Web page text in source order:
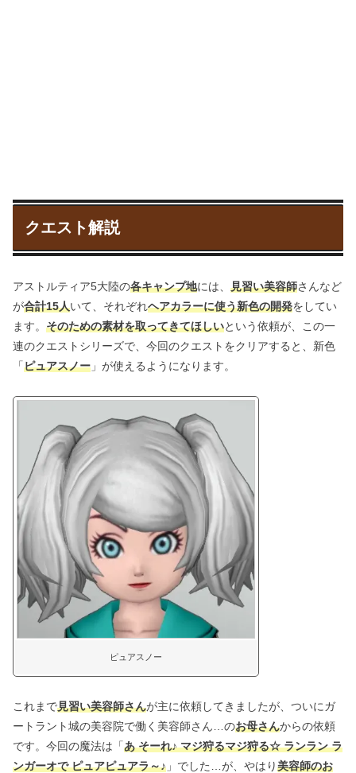
クエスト解説
アストルティア5大陸の各キャンプ地には、 見習い美容師さんなど
が合計15人いて、それぞれヘアカラーに使う新色の開発をしてい
ます。 そのための素材を取ってきてほしいという依頼が、この一
連のクエストシリーズで、今回のクエストをクリアすると、新色
「ピュアスノー 」が使えるようになります。
ピュアスノー
これまで見習い美容師さんが主に依頼してきましたが、ついにガ
ートラント城の美容院で働く美容師さん…のお母さんからの依頼
です。今回の魔法は「あ そーれ♪ マジ狩るマジ狩る☆ ランラン ラ
ンガーオで ピュアピュアラ～♪ 」でした…が、やはり美容師のお